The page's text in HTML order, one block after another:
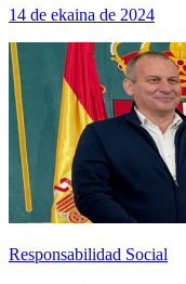
14 de ekaina de 2024
Responsabilidad Social